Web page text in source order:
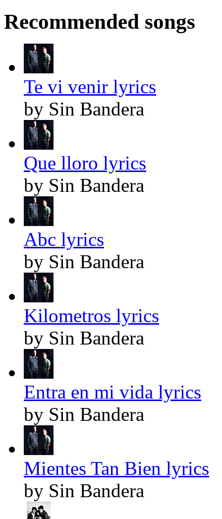
Recommended songs
Te vi venir lyrics
by Sin Bandera
Que lloro lyrics
by Sin Bandera
Abc lyrics
by Sin Bandera
Kilometros lyrics
by Sin Bandera
Entra en mi vida lyrics
by Sin Bandera
Mientes Tan Bien lyrics
by Sin Bandera